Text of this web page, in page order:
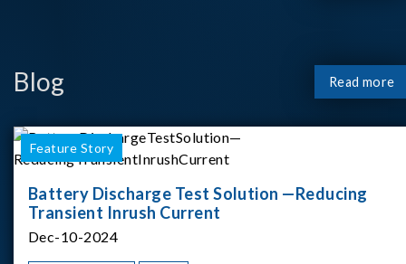
Blog Read more
Feature Story
Battery Discharge Test Solution —Reducing
Transient Inrush Current
Dec-10-2024